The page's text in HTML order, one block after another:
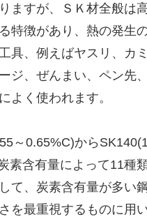
ますが、ＳＫ材全般は
特徴があり、熱の発生
具、例えばヤスリ、カ
ジ、ぜんまい、ペン先、
よく使われます。
～0.65%C)から
素含有量によって11種
て、炭素含有量が多い
を最重視するものに用